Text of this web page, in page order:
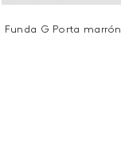
Funda G Porta marrón